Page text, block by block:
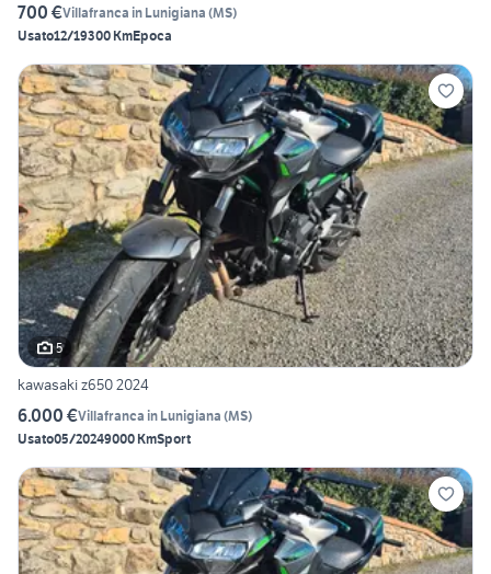
700 €Villafranca in Lunigiana (MS)
Usato12/19300 KmEpoca
5
kawasaki z650 2024
6.000 €Villafranca in Lunigiana (MS)
Usato05/20249000 KmSport